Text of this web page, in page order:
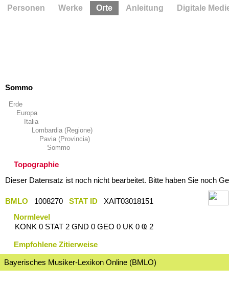
Sommo
Erde
Europa
Italia
Lombardia (Regione)
Pavia (Provincia)
Sommo
Topographie
Dieser Datensatz ist noch nicht bearbeitet. Bitte haben Sie noch
BMLO 1008270 STAT ID
XAIT03018151
Normlevel
KONK 0 STAT 2 GND 0 GEO 0 UK 0 Ҩ 2
Empfohlene Zitierweise
Bayerisches Musiker-Lexikon Online (BMLO)
Personen Werke Orte Anleitung Digitale